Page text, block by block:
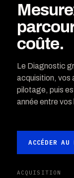
coûte.
Le Diagnostic
acquisition, vos
pilotage, puis
année entre
ACCÉDER
ACQUISITION